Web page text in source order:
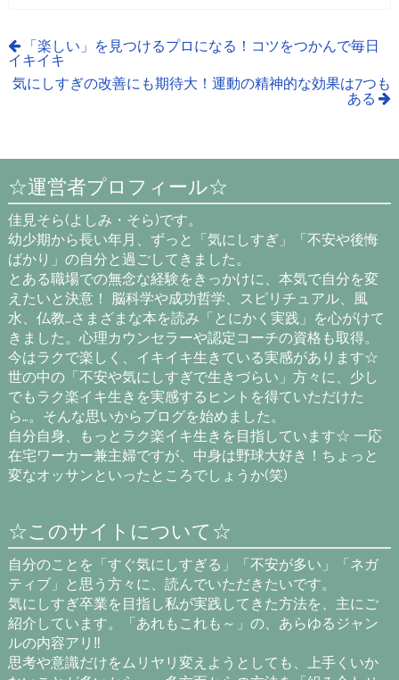
「楽しい」を見つけるプロになる！コツをつかんで毎日
イキイキ
気にしすぎの改善にも期待大！運動の精神的な効果は7つも
ある
☆運営者プロフィール☆
佳見そら(よしみ・そら)です。
幼少期から長い年月、ずっと「気にしすぎ」「不安や後悔
ばかり」の自分と過ごしてきました。
とある職場での無念な経験をきっかけに、本気で自分を変
えたいと決意！ 脳科学や成功哲学、スピリチュアル、風
水、仏教…さまざまな本を読み「とにかく実践」を心がけて
きました。心理カウンセラーや認定コーチの資格も取得。
今はラクで楽しく、イキイキ生きている実感があります☆
世の中の「不安や気にしすぎで生きづらい」方々に、少し
でもラク楽イキ生きを実感するヒントを得ていただけた
ら…。そんな思いからブログを始めました。
自分自身、もっとラク楽イキ生きを目指しています☆ 一応
在宅ワーカー兼主婦ですが、中身は野球大好き！ちょっと
変なオッサンといったところでしょうか(笑)
☆このサイトについて☆
自分のことを「すぐ気にしすぎる」「不安が多い」「ネガ
ティブ」と思う方々に、読んでいただきたいです。
気にしすぎ卒業を目指し私が実践してきた方法を、主にご
紹介しています。「あれもこれも～」の、あらゆるジャン
ルの内容アリ‼
思考や意識だけをムリヤリ変えようとしても、上手くいか